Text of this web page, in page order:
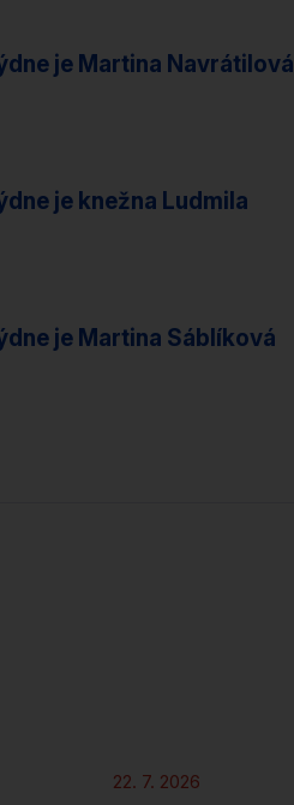
je Martina Navrátilová
je knežna Ludmila
je Martina Sáblíková
22. 7. 2026